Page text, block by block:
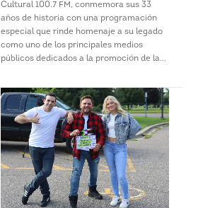
Cultural 100.7 FM, conmemora sus 33
años de historia con una programación
especial que rinde homenaje a su legado
como uno de los principales medios
públicos dedicados a la promoción de la...